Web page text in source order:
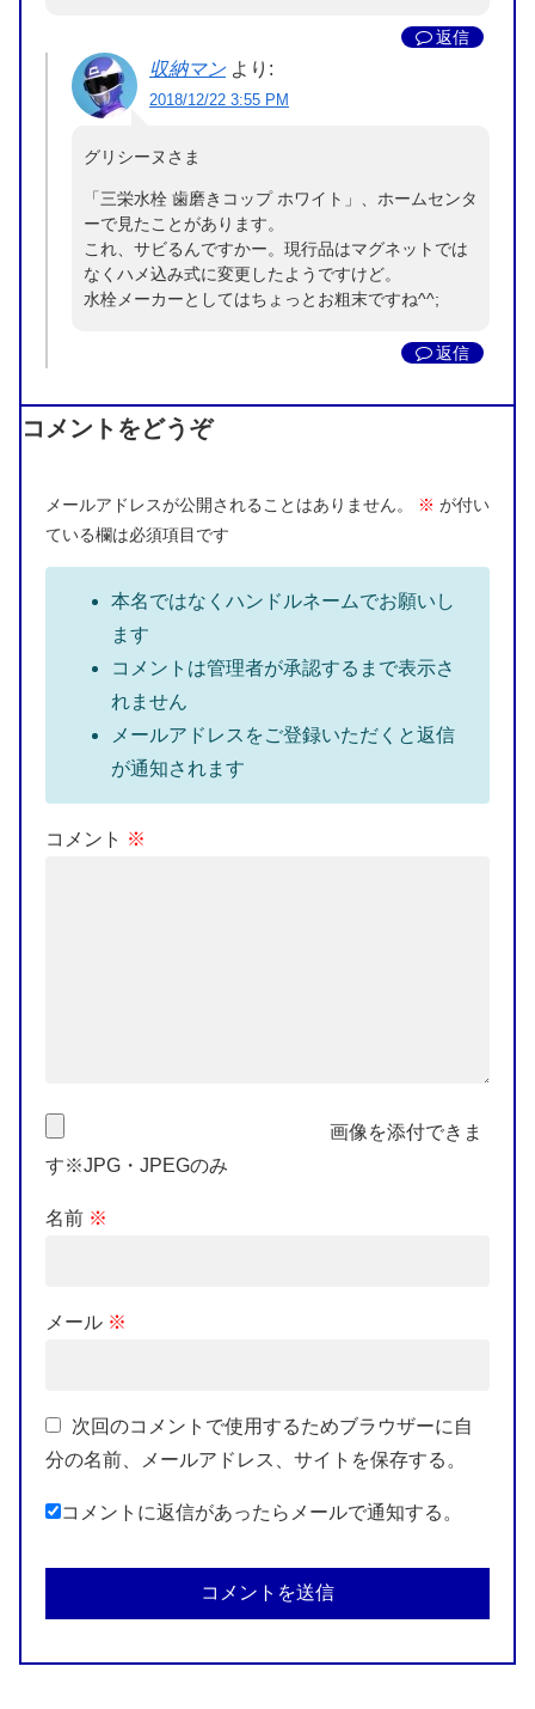
返信
収納マン より:
2018/12/22 3:55 PM
グリシーヌさま
「三栄水栓 歯磨きコップ ホワイト」、ホームセンタ
ーで見たことがあります。
これ、サビるんですかー。現行品はマグネットでは
なくハメ込み式に変更したようですけど。
水栓メーカーとしてはちょっとお粗末ですね^^;
返信
コメントをどうぞ
メールアドレスが公開されることはありません。 ※ が付い
ている欄は必須項目です
本名ではなくハンドルネームでお願いし
ます
コメントは管理者が承認するまで表示さ
れません
メールアドレスをご登録いただくと返信
が通知されます
コメント ※
画像を添付できま
す※JPG・JPEGのみ
名前 ※
メール ※
次回のコメントで使用するためブラウザーに自
分の名前、メールアドレス、サイトを保存する。
コメントに返信があったらメールで通知する。